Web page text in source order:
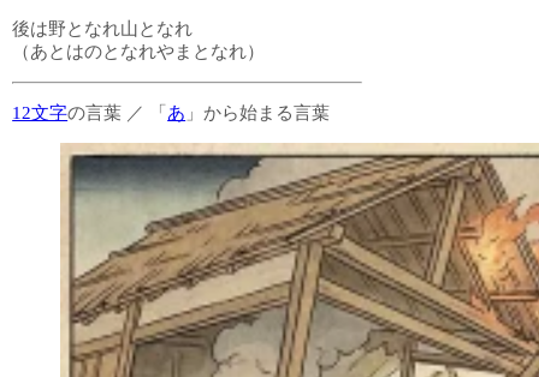
後は野となれ山となれ
（あとはのとなれやまとなれ）
12文字の言葉 ／ 「 あ 」から始まる言葉